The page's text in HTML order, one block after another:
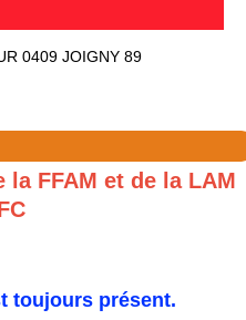
0409 JOIGNY 89
FFAM et de la LAM
toujours présent.